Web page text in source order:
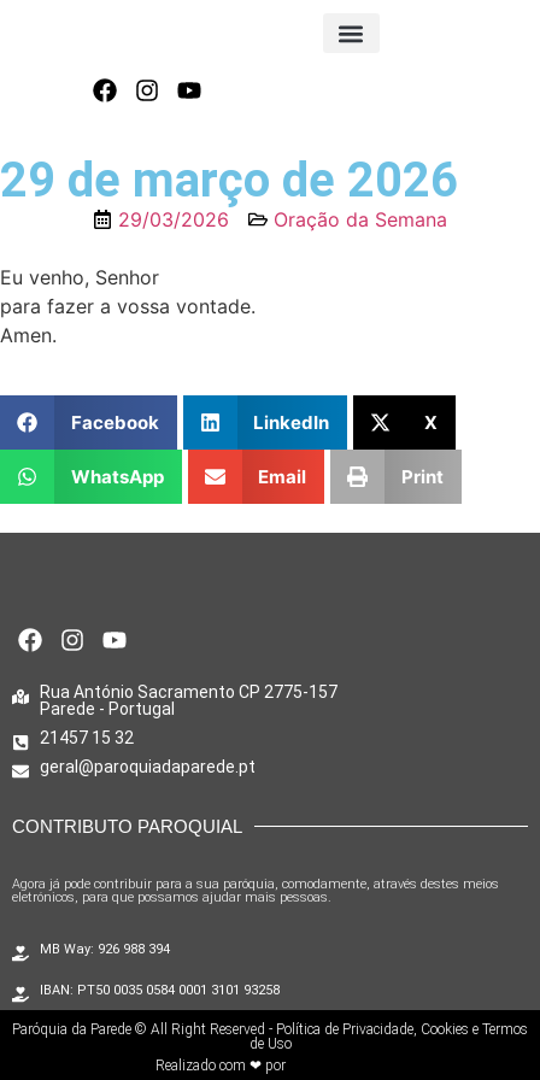
29 de março de 2026
29/03/2026 Oração da Semana
Eu venho, Senhor
para fazer a vossa vontade.
Amen.
Facebook LinkedIn X
WhatsApp Email Print
Rua António Sacramento CP 2775-157
Parede - Portugal
21457 15 32
geral@paroquiadaparede.pt
CONTRIBUTO PAROQUIAL
Agora já pode contribuir para a sua paróquia, comodamente, através destes meios
eletrónicos, para que possamos ajudar mais pessoas.
MB Way: 926 988 394
IBAN: PT50 0035 0584 0001 3101 93258
Paróquia da Parede © All Right Reserved - Política de Privacidade, Cookies e Termos
de Uso
Realizado com ❤ por